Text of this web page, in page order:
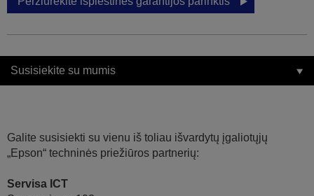
Susisiekite su mumis
Galite susisiekti su vienu iš toliau išvardytų įgaliotųjų
„Epson“ techninės priežiūros partnerių:
Servisa ICT